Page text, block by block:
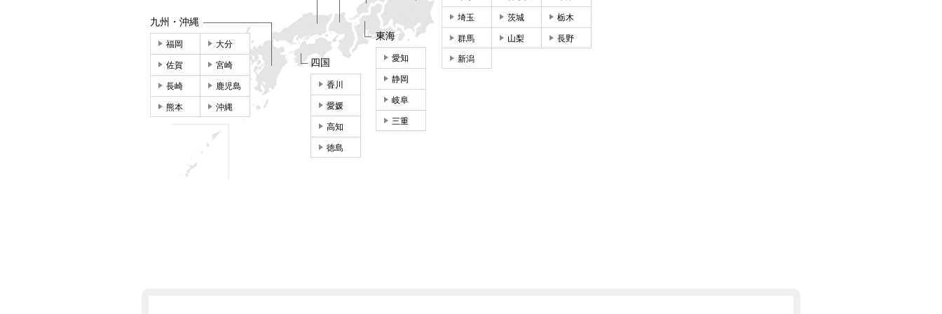
埼玉 茨城 栃木
群馬 山梨 長野
新潟
東海
愛知
静岡
岐阜
三重
四国
香川
愛媛
高知
徳島
九州・沖縄
福岡 大分
佐賀 宮崎
長崎 鹿児島
熊本 沖縄